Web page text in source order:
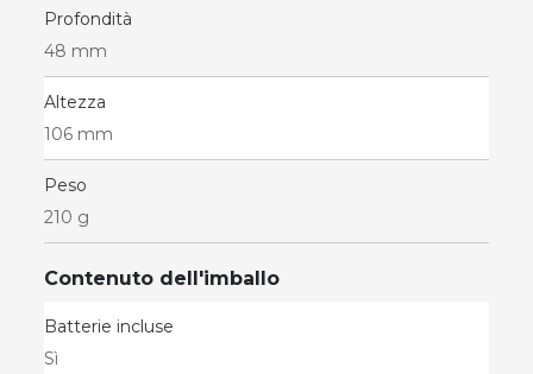
Profondità
48 mm
Altezza
106 mm
Peso
210 g
Contenuto dell'imballo
Batterie incluse
Sì